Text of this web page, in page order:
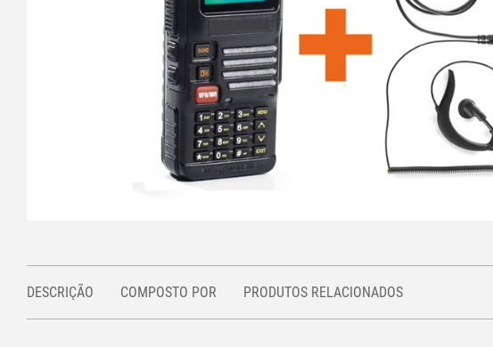
DESCRIÇÃO COMPOSTO POR PRODUTOS RELACIONADOS